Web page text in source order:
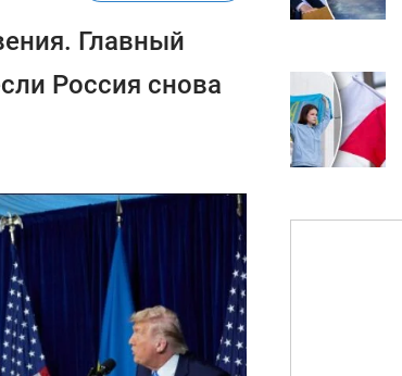
Главный
Россия снова